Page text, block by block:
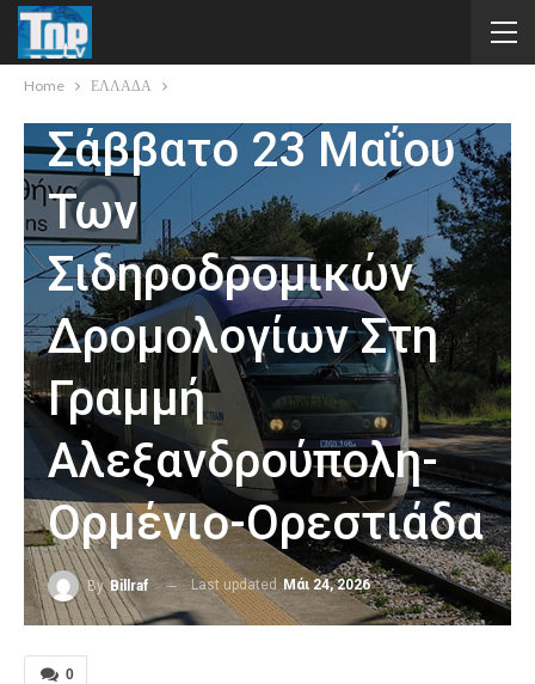
Home ΕΛΛΑΔΑ
Προσωρινή
Αναστολή Από Το
Σάββατο 23 Μαΐου
Των
Σιδηροδρομικών
Δρομολογίων Στη
Γραμμή
Αλεξανδρούπολη-
Ορμένιο-Ορεστιάδα
ByBillraf Last updatedΜάι 24, 2026
0